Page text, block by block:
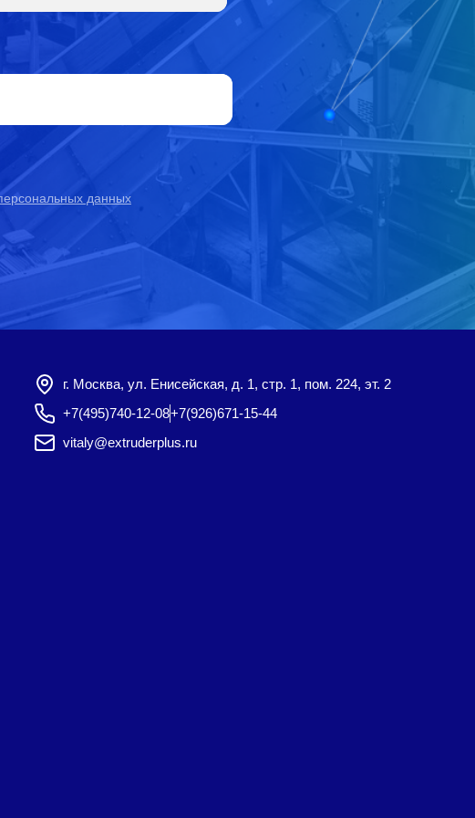
данных
г. Москва, ул. Енисейская, д. 1, стр. 1, пом. 224, эт. 2
+7(495)740-12-08+7(926)671-15-44
vitaly@extruderplus.ru